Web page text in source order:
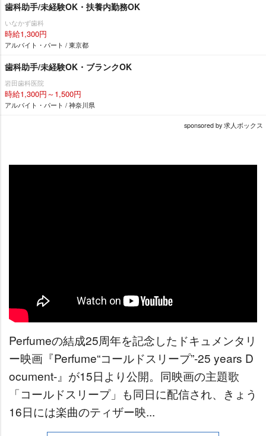
歯科助手/未経験OK・扶養内勤務OK
いなかず歯科
時給1,300円
アルバイト・パート / 東京都
歯科助手/未経験OK・ブランクOK
田歯科医院
時給1,300円～1,500円
アルバイト・パート / 神奈川県
sponsored by 求人ボックス
Perfumeの結成25周年を記念したドキュメンタリ
ー映画『Perfume“コールドスリープ”-25 years D
ocument-』が15日より公開。同映画の主題歌
「コールドスリープ」も同日に配信され、きょう
16日には楽曲のティザー映...